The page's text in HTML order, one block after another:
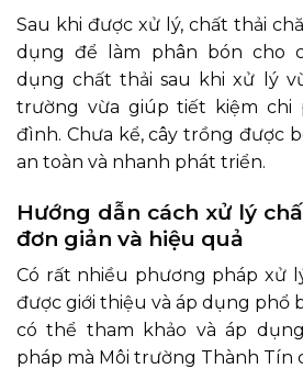
Sau khi được xử lý, chất thải
dụng để làm phân bón cho
dụng chất thải sau khi xử lý
trường vừa giúp tiết kiệm chi
đình. Chưa kể, cây trồng được
an toàn và nhanh phát triển.
Hướng dẫn cách xử lý
đơn giản và hiệu quả
Có rất nhiều phương pháp xử
được giới thiệu và áp dụng phổ
có thể tham khảo và áp
pháp mà Môi trường Thành Tín